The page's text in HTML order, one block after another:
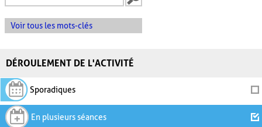
Voir tous les mots-clés
DÉROULEMENT DE L'ACTIVITÉ
Sporadiques
En plusieurs séances